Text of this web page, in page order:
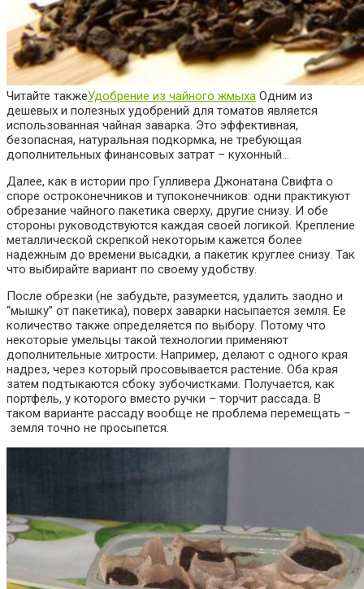
Читайте такжеУдобрение из чайного жмыха Одним из
дешевых и полезных удобрений для томатов является
использованная чайная заварка. Это эффективная,
безопасная, натуральная подкормка, не требующая
дополнительных финансовых затрат – кухонный…
Далее, как в истории про Гулливера Джонатана Свифта о
споре остроконечников и тупоконечников: одни практикуют
обрезание чайного пакетика сверху, другие снизу. И обе
стороны руководствуются каждая своей логикой. Крепление
металлической скрепкой некоторым кажется более
надежным до времени высадки, а пакетик круглее снизу. Так
что выбирайте вариант по своему удобству.
После обрезки (не забудьте, разумеется, удалить заодно и
“мышку” от пакетика), поверх заварки насыпается земля. Ее
количество также определяется по выбору. Потому что
некоторые умельцы такой технологии применяют
дополнительные хитрости. Например, делают с одного края
надрез, через который просовывается растение. Оба края
затем подтыкаются сбоку зубочистками. Получается, как
портфель, у которого вместо ручки – торчит рассада. В
таком варианте рассаду вообще не проблема перемещать –
земля точно не просыпется.